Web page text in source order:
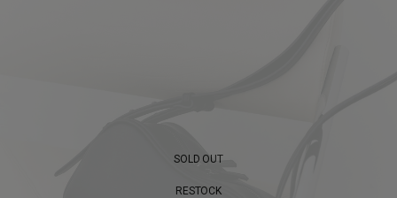
SOLD OUT
RESTOCK